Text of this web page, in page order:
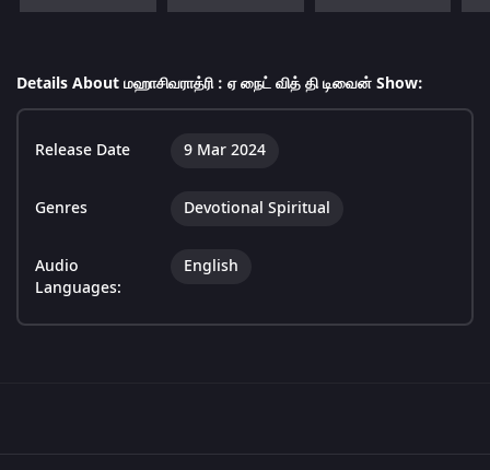
Details About மஹாசிவராத்ரி : ஏ நைட் வித் தி டிவைன் Show:
Release Date 9 Mar 2024
Genres Devotional Spiritual
Audio
Languages:
English